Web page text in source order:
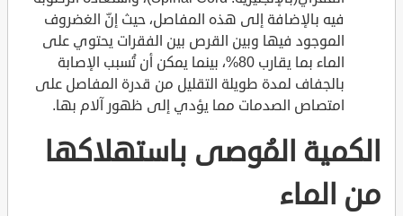
فيه بالإضافة إلى هذه المفاصل، حيث إنّ الغضروف
الموجود فيها وبين القرص بين الفقرات يحتوي على
الماء بما يقارب 80%، بينما يمكن أن تُسبب الإصابة
بالجفاف لمدة طويلة التقليل من قدرة المفاصل على
امتصاص الصدمات مما يؤدي إلى ظهور آلام بها.
الكمية المُوصى باستهلاكها
من الماء